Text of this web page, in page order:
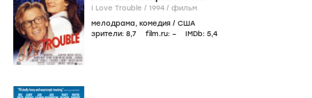
I Love Trouble / 1994 / фильм
мелодрама, комедия / США
зрители: 8,7 film.ru: – IMDb: 5,4